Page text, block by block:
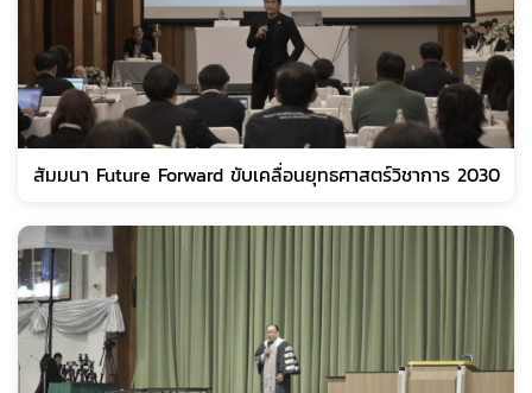
สัมมนา Future Forward ขับเคลื่อนยุทธศาสตร์วิชาการ 2030